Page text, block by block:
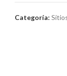
Categoría: